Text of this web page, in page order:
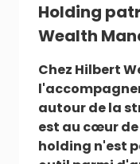
Holding
Wealth
Chez Hilbert
autour de la
est au cœur
holding n'est